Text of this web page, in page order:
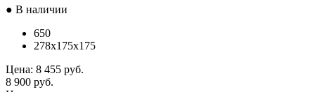
● В наличии
650
278x175x175
Цена: 8 455 руб.
8 900 руб.